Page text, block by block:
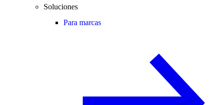
Soluciones
Para marcas